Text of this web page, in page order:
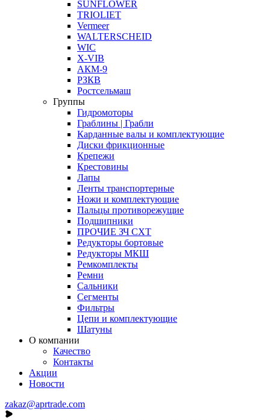
SUNFLOWER
TRIOLIET
Vermeer
WALTERSCHEID
WIC
X-VIB
АКМ-9
РЗКВ
Ростсельмаш
Группы
Гидромоторы
Граблины | Грабли
Карданные валы и комплектующие
Диски фрикционные
Крепежи
Крестовины
Лапы
Ленты транспортерные
Ножи и комплектующие
Пальцы противорежущие
Подшипники
ПРОЧИЕ ЗЧ СХТ
Редукторы бортовые
Редукторы МКШ
Ремкомплекты
Ремни
Сальники
Сегменты
Фильтры
Цепи и комплектующие
Шатуны
О компании
Качество
Контакты
Акции
Новости
zakaz@aprtrade.com